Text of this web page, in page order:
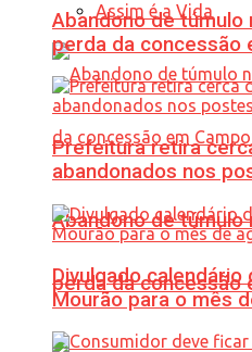
Assim é a Vida
Abandono de
perda da concessão
Abandono de
perda da concessão
Prefeitura retira
abandonados nos
Divulgado
Mourão para o mês